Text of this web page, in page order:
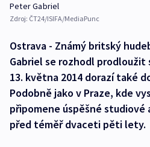
Peter Gabriel
Zdroj: ČT24/ISIFA/MediaPunc
Ostrava - Známý britský
Gabriel se rozhodl prodloužit
13. května 2014 dorazí také
Podobně jako v Praze, kde
připomene úspěšné studiové
před téměř dvaceti pěti lety.